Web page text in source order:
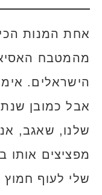
אחת המנות
מהמטבח
הישראלים.
אבל כמובן
שלנו, שאגב,
מפציצים אותו
שלי לעוף חמוץ